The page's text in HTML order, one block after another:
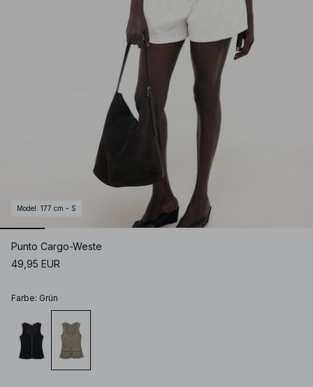
Model : 177 cm - S
Punto Cargo-Weste
49,95 EUR
Farbe: Grün